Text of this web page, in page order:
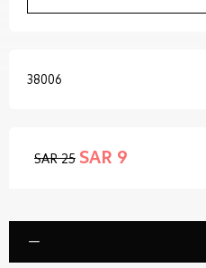
38006
9 SAR
25 SAR